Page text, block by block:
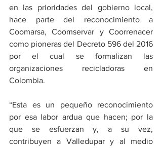
en las prioridades del gobierno local,
hace parte del reconocimiento a
Coomarsa, Coomservar y Coorrenacer
como pioneras del Decreto 596 del 2016
por el cual se formalizan las
organizaciones recicladoras en
Colombia.
“Esta es un pequeño reconocimiento
por esa labor ardua que hacen; por la
que se esfuerzan y, a su vez,
contribuyen a Valledupar y al medio